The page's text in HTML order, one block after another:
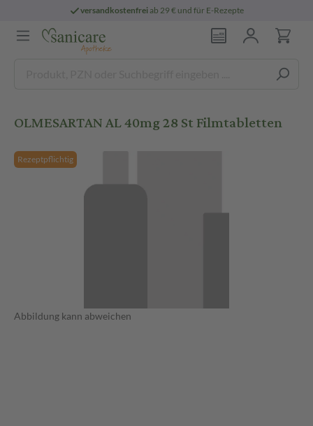
versandkostenfreiab 29 € und für E-Rezepte
OLMESARTAN AL 40mg 28 St Filmtabletten
Rezeptpflichtig
Abbildung kann abweichen